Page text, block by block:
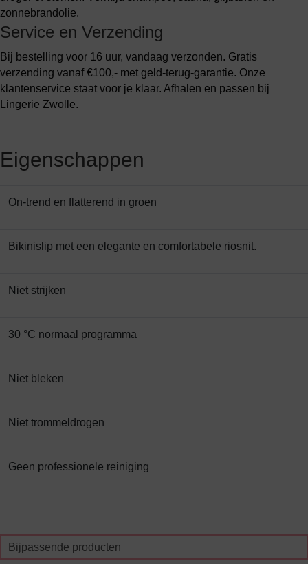
zonnebrandolie.
Service en Verzending
Bij bestelling voor 16 uur, vandaag verzonden. Gratis
verzending vanaf €100,- met geld-terug-garantie. Onze
klantenservice staat voor je klaar. Afhalen en passen bij
Lingerie Zwolle.
Eigenschappen
On-trend en flatterend in groen
Bikinislip met een elegante en comfortabele riosnit.
Niet strijken
30 °C normaal programma
Niet bleken
Niet trommeldrogen
Geen professionele reiniging
Bijpassende producten